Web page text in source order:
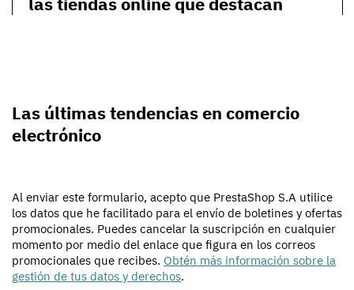
Las últimas tendencias en comercio
electrónico
Al enviar este formulario, acepto que PrestaShop S.A utilice
los datos que he facilitado para el envío de boletines y ofertas
promocionales. Puedes cancelar la suscripción en cualquier
momento por medio del enlace que figura en los correos
promocionales que recibes. Obtén más información sobre la
gestión de tus datos y derechos.